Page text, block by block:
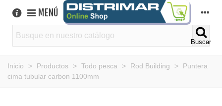
MENÚ
Buscar
Inicio > Productos > Todo pesca > Rod Building >
Puntera
cima tubular carbon 1100mm